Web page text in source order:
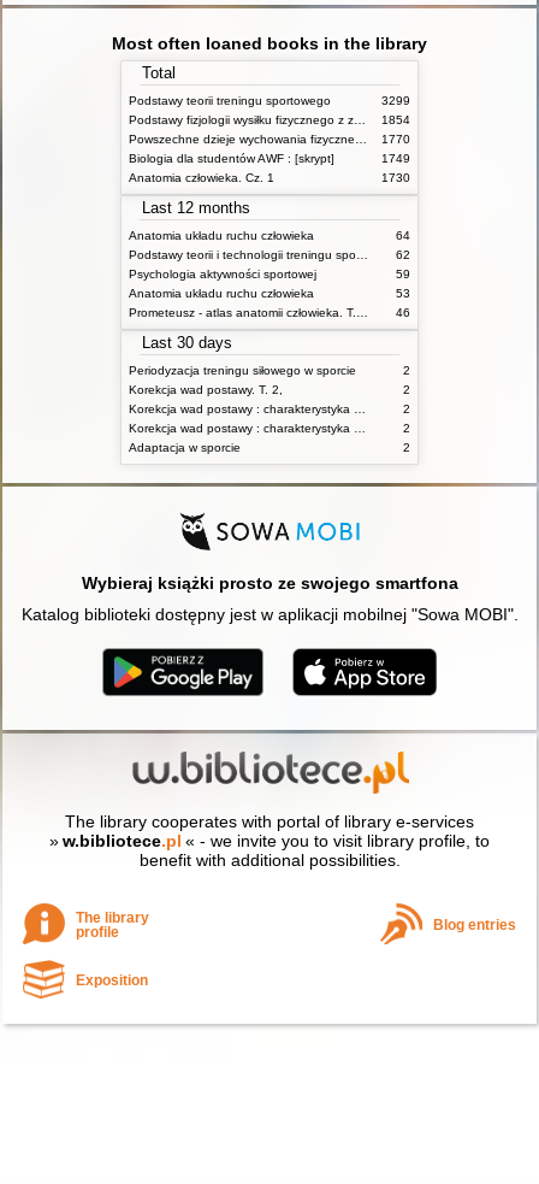
Most often loaned books in the library
Total
Podstawy teorii treningu sportowego
3299
1854
1770
Biologia dla studentów AWF : [skrypt]
1749
Anatomia człowieka. Cz. 1
1730
Last 12 months
Anatomia układu ruchu człowieka
64
62
Psychologia aktywności sportowej
59
Anatomia układu ruchu człowieka
53
46
Last 30 days
Periodyzacja treningu siłowego w sporcie
2
Korekcja wad postawy. T. 2,
2
2
2
Adaptacja w sporcie
2
Wybieraj książki prosto ze swojego smartfona
Katalog biblioteki dostępny jest w aplikacji mobilnej "Sowa MOBI".
The library cooperates with portal of library e-services
»w.bibliotece.pl « - we invite you to visit library profile, to
benefit with additional possibilities.
The library
profile
Blog entries
Exposition